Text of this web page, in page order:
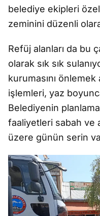
belediye ekipleri
zeminini düzenli
Refüj alanları da bu
olarak sık sık
kurumasını önlemek
işlemleri, yaz
Belediyenin
faaliyetleri sabah ve
üzere günün serin